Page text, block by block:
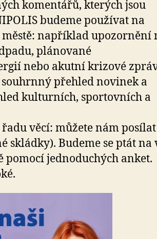
komentářů, kterých jsou
budeme používat na
například upozornění
plánované
nebo akutní krizové
přehled novinek a
kulturních, sportovních a
věcí: můžete nám posílat
skládky). Budeme se ptát na
pomocí jednoduchých anket.